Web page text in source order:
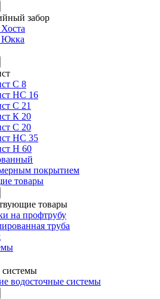
забор
Юкка
С 8
НС 16
C 21
К 20
С 20
НС 35
Н 60
покрытием
товары
товары
на профтрубу
труба
водосточные системы